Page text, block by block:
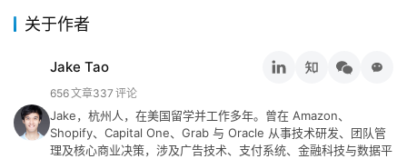
关于作者
Jake Tao
656文章337 评论
Jake，杭州人，在美国留学并工作多年。曾在 Amazon、
Shopify、Capital One、Grab 与 Oracle 从事技术研发、团队管
理及核心商业决策，涉及广告技术、支付系统、金融科技与数据平